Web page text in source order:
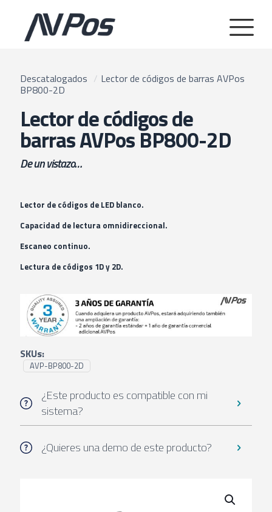
Descatalogados / Lector de códigos de barras AVPos
BP800-2D
Lector de códigos de
barras AVPos BP800-2D
De un vistazo…
Lector de códigos de LED blanco.
Capacidad de lectura omnidireccional.
Escaneo continuo.
Lectura de códigos 1D y 2D.
SKUs:
AVP-BP800-2D
¿Este producto es compatible con mi
sistema?
¿Quieres una demo de este producto?